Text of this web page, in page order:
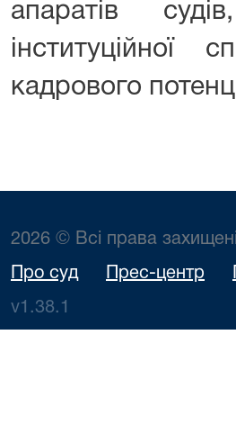
апаратів
інституційної
кадрового
2026 © Всі права захищені
Про суд Прес-центр
v1.38.1